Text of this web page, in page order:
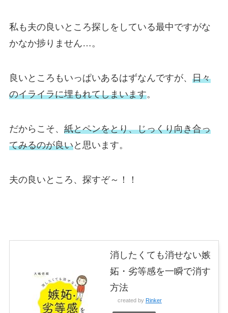
私も夫の良いところ探しをしている最中ですがな
かなか捗りません…。
良いところもいっぱいあるはずなんですが、 日々
のイライラに埋もれてしまいます。
だからこそ、 紙とペンをとり、じっくり向き合っ
てみるのが良いと思います。
夫の良いところ、探すぞ～！！
消したくても消せない嫉
妬・劣等感を一瞬で消す
方法
created by Rinker